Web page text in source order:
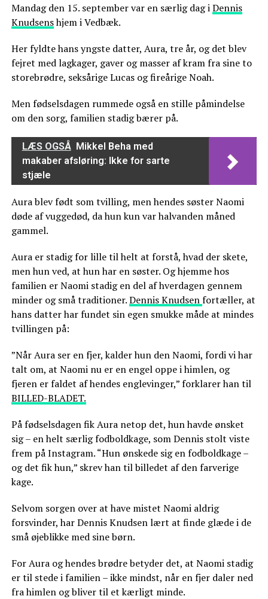
Mandag den 15. september var en særlig dag iDennis
Knudsenshjem i Vedbæk.
Her fyldte hans yngste datter, Aura, tre år, og det blev
fejret med lagkager, gaver og masser af kram fra sine to
storebrødre, seksårige Lucas og fireårige Noah.
Men fødselsdagen rummede også en stille påmindelse
om den sorg, familien stadig bærer på.
LÆS OGSÅ Mikkel Beha med
makaber afsløring: Ikke for sarte
stjæle
Aura blev født som tvilling, men hendes søster Naomi
døde af vuggedød, da hun kun var halvanden måned
gammel.
Aura er stadig for lille til helt at forstå, hvad der skete,
men hun ved, at hun har en søster. Og hjemme hos
familien er Naomi stadig en del af hverdagen gennem
minder og små traditioner.Dennis Knudsenfortæller, at
hans datter har fundet sin egen smukke måde at mindes
tvillingen på:
”Når Aura ser en fjer, kalder hun den Naomi, fordi vi har
talt om, at Naomi nu er en engel oppe i himlen, og
fjeren er faldet af hendes englevinger,” forklarer han til
BILLED-BLADET.
På fødselsdagen fik Aura netop det, hun havde ønsket
sig – en helt særlig fodboldkage, som Dennis stolt viste
frem på Instagram. “Hun ønskede sig en fodboldkage –
og det fik hun,” skrev han til billedet af den farverige
kage.
Selvom sorgen over at have mistet Naomi aldrig
forsvinder, har Dennis Knudsen lært at finde glæde i de
små øjeblikke med sine børn.
For Aura og hendes brødre betyder det, at Naomi stadig
er til stede i familien – ikke mindst, når en fjer daler ned
fra himlen og bliver til et kærligt minde.